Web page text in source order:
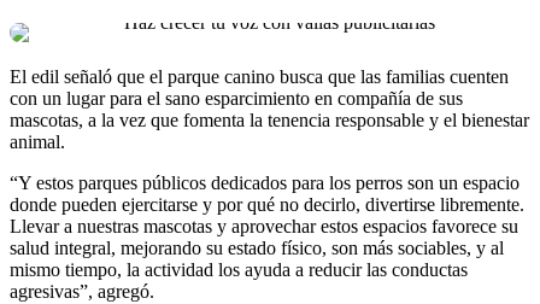
El edil señaló que el parque canino busca que las familias cuenten
con un lugar para el sano esparcimiento en compañía de sus
mascotas, a la vez que fomenta la tenencia responsable y el bienestar
animal.
“Y estos parques públicos dedicados para los perros son un espacio
donde pueden ejercitarse y por qué no decirlo, divertirse libremente.
Llevar a nuestras mascotas y aprovechar estos espacios favorece su
salud integral, mejorando su estado físico, son más sociables, y al
mismo tiempo, la actividad los ayuda a reducir las conductas
agresivas”, agregó.